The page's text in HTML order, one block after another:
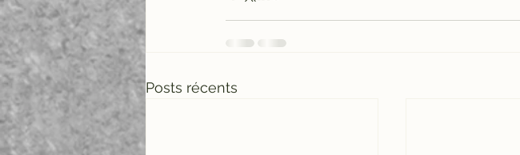
Posts récents